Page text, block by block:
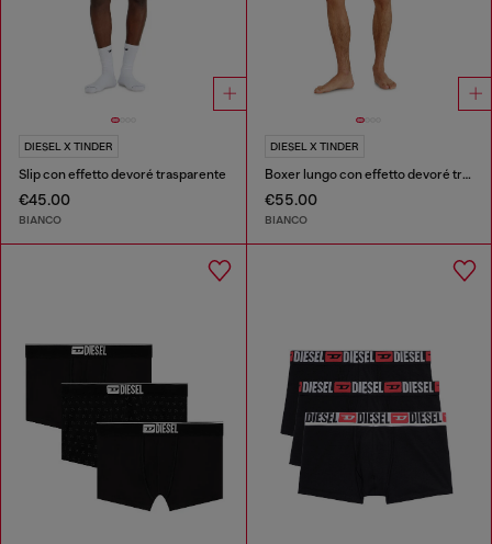
DIESEL X TINDER
Slip con effetto devoré trasparente
€45.00
BIANCO
DIESEL X TINDER
Boxer lungo con effetto devoré trasparente
€55.00
BIANCO